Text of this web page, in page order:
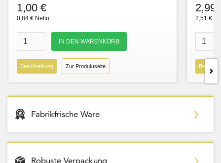
1,00 €
0,84 € Netto
Beschreibung Zur Produktseite
2,99
2,51 €
Fabrikfrische Ware
Robuste Verpackung